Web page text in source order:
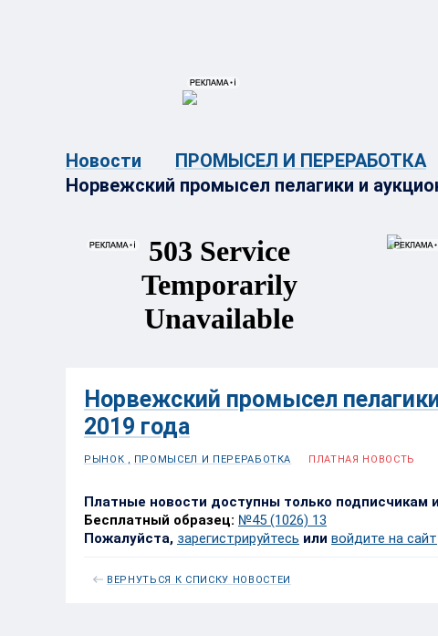
Новости
ПРОМЫСЕЛ И ПЕРЕРАБОТКА
Норвежский промысел пелагики и
Норвежский промысел
2019 года
РЫНОК , ПРОМЫСЕЛ И ПЕРЕРАБОТКА ПЛАТНАЯ НОВОСТЬ
Платные новости доступны только подписчикам
Бесплатный образец: №45 (1026) 13
Пожалуйста, зарегистрируйтесь или войдите на сайт
ВЕРНУТЬСЯ К СПИСКУ НОВОСТЕЙ